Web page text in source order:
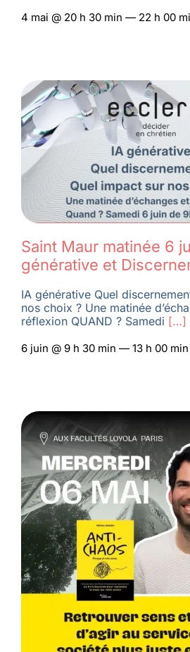
4 mai @ 20 h 30 min — 22 h 00
Saint Maur matinée 6
générative et
IA générative Quel
nos choix ? Une matinée
réflexion QUAND ? Samedi […]
6 juin @ 9 h 30 min — 13 h 00 min